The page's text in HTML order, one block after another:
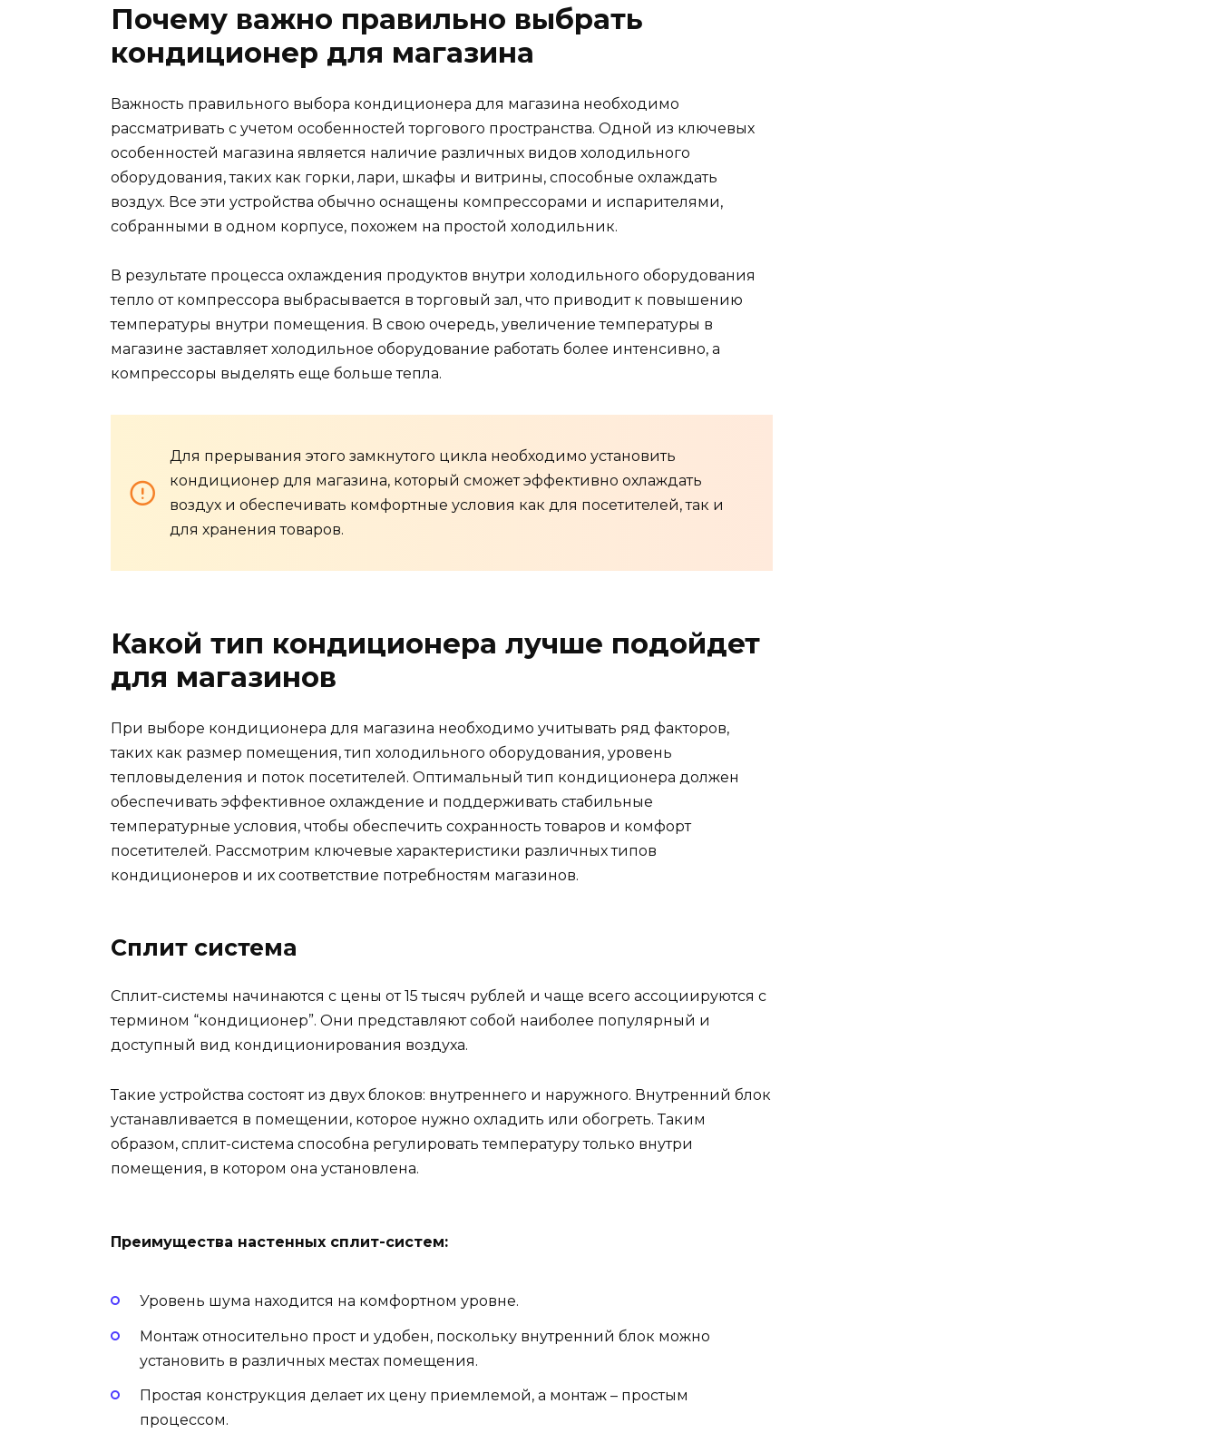
Почему важно правильно выбрать
кондиционер для магазина
Важность правильного выбора кондиционера для магазина необходимо
рассматривать с учетом особенностей торгового пространства. Одной из ключевых
особенностей магазина является наличие различных видов холодильного
оборудования, таких как горки, лари, шкафы и витрины, способные охлаждать
воздух. Все эти устройства обычно оснащены компрессорами и испарителями,
собранными в одном корпусе, похожем на простой холодильник.
В результате процесса охлаждения продуктов внутри холодильного оборудования
тепло от компрессора выбрасывается в торговый зал, что приводит к повышению
температуры внутри помещения. В свою очередь, увеличение температуры в
магазине заставляет холодильное оборудование работать более интенсивно, а
компрессоры выделять еще больше тепла.
Для прерывания этого замкнутого цикла необходимо установить
кондиционер для магазина, который сможет эффективно охлаждать
воздух и обеспечивать комфортные условия как для посетителей, так и
для хранения товаров.
Какой тип кондиционера лучше подойдет
для магазинов
При выборе кондиционера для магазина необходимо учитывать ряд факторов,
таких как размер помещения, тип холодильного оборудования, уровень
тепловыделения и поток посетителей. Оптимальный тип кондиционера должен
обеспечивать эффективное охлаждение и поддерживать стабильные
температурные условия, чтобы обеспечить сохранность товаров и комфорт
посетителей. Рассмотрим ключевые характеристики различных типов
кондиционеров и их соответствие потребностям магазинов.
Сплит система
Сплит-системы начинаются с цены от 15 тысяч рублей и чаще всего ассоциируются с
термином “кондиционер”. Они представляют собой наиболее популярный и
доступный вид кондиционирования воздуха.
Такие устройства состоят из двух блоков: внутреннего и наружного. Внутренний блок
устанавливается в помещении, которое нужно охладить или обогреть. Таким
образом, сплит-система способна регулировать температуру только внутри
помещения, в котором она установлена.
Преимущества настенных сплит-систем:
Уровень шума находится на комфортном уровне.
Монтаж относительно прост и удобен, поскольку внутренний блок можно
установить в различных местах помещения.
Простая конструкция делает их цену приемлемой, а монтаж – простым
процессом.